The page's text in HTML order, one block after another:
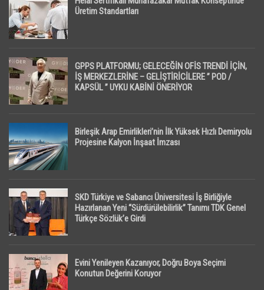
Üretim Standartları
GPPS PLATFORMU; GELECEĞİN OFİS TRENDİ İÇİN,
İŞ MERKEZLERİNE – GELİŞTİRİCİLERE ” POD /
KAPSÜL ” UYKU KABİNİ ÖNERİYOR
Birleşik Arap Emirlikleri’nin İlk Yüksek Hızlı Demiryolu
Projesine Kalyon İnşaat İmzası
SKD Türkiye ve Sabancı Üniversitesi İş Birliğiyle
Hazırlanan Yeni “Sürdürülebilirlik” Tanımı TDK Genel
Türkçe Sözlük’e Girdi
Evini Yenileyen Kazanıyor, Doğru Boya Seçimi
Konutun Değerini Koruyor